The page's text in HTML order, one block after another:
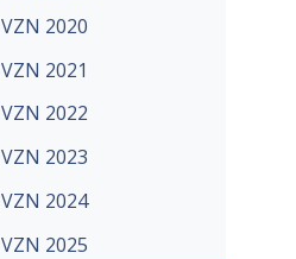
VZN 2020
VZN 2021
VZN 2022
VZN 2023
VZN 2024
VZN 2025